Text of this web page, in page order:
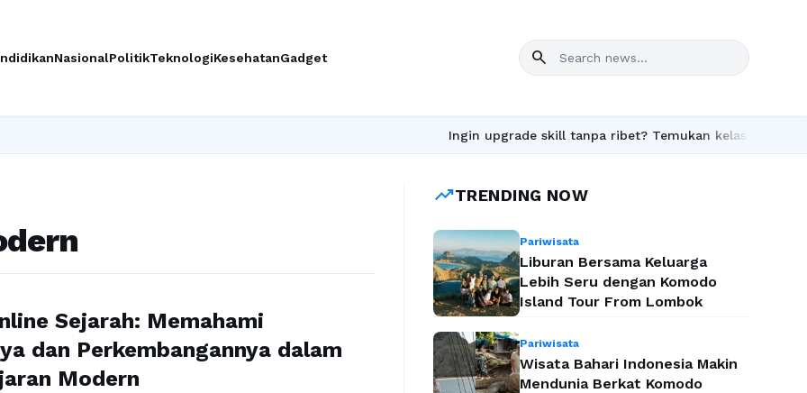
NasionalPolitikTeknologiKesehatanGadget search
Ingin upgrade skill tanpa ribet? Temukan kelas seru dan
Sejarah: Memahami
dan Perkembangannya dalam
Modern
trending_upTRENDING NOW
Pariwisata
Liburan Bersama Keluarga
Lebih Seru dengan Komodo
Island Tour From Lombok
Pariwisata
Wisata Bahari Indonesia Makin
Mendunia Berkat Komodo